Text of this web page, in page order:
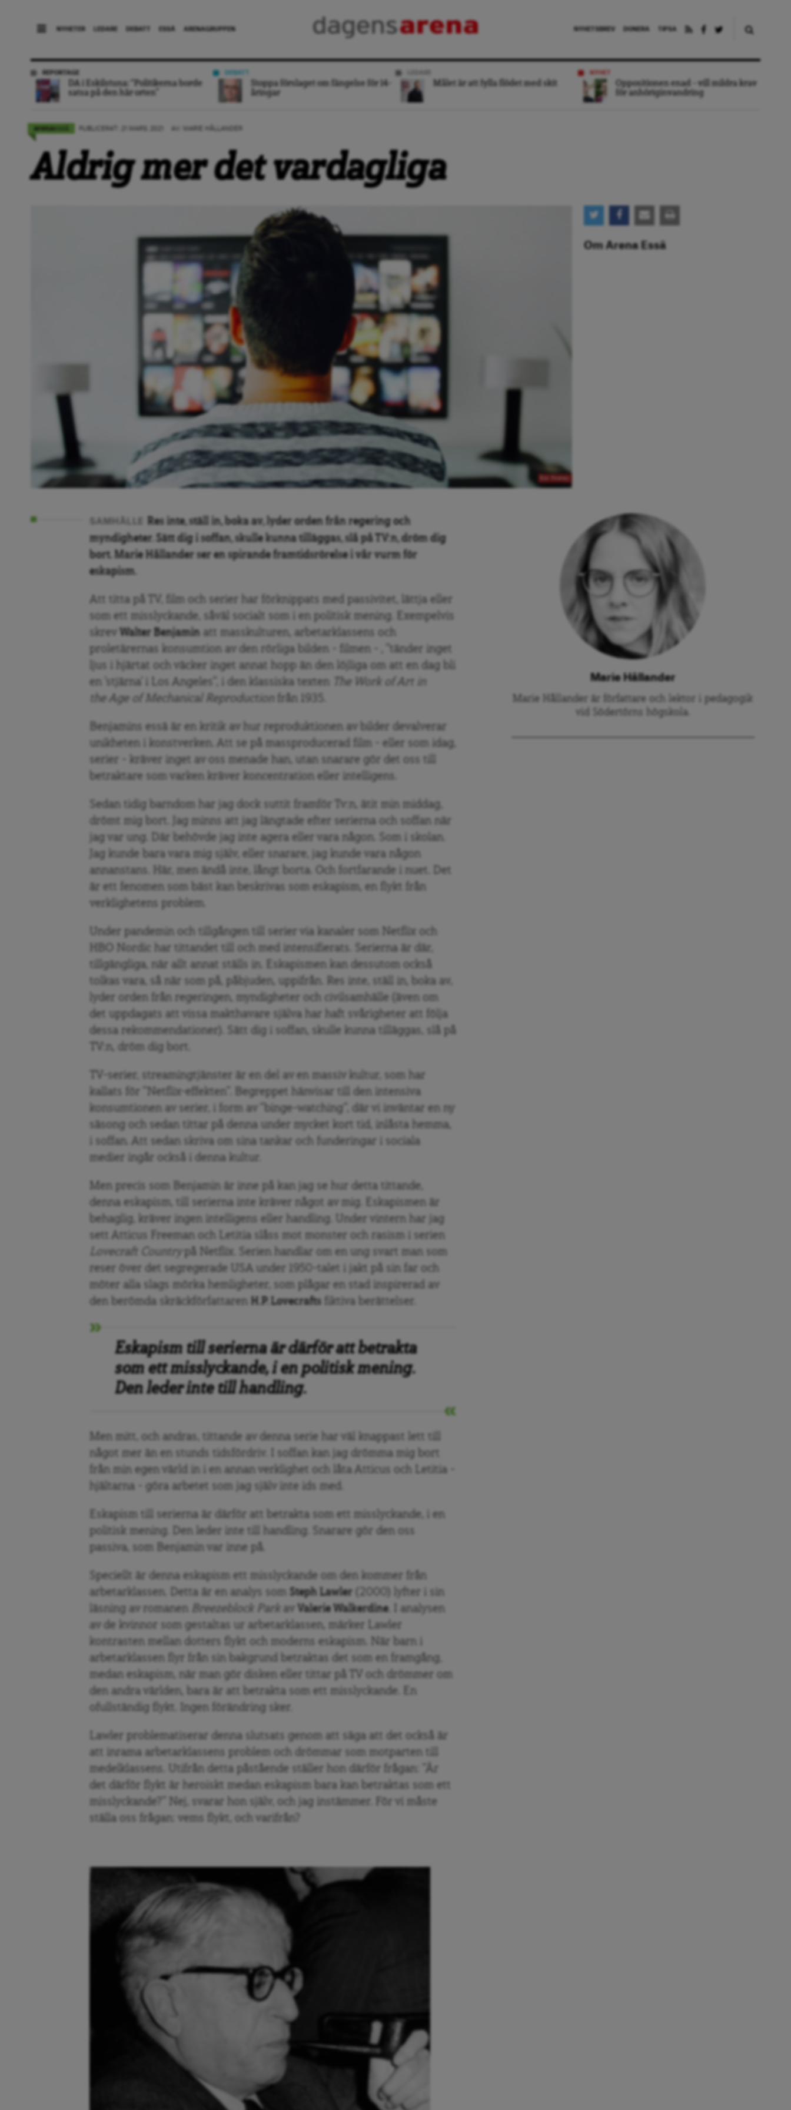
NYHETER LEDARE DEBATT ESSÄ ARENAGRUPPEN NYHETSBREV DONERA TIPSA
REPORTAGE
DA i Eskilstuna: “Politikerna borde
satsa på den här orten”
Stoppa förslaget om fängelse för 14-
åringar
Målet är att fylla flödet med skit
NYHET
Oppositionen enad – vill mildra krav
för anhöriginvandring
arenaessä
Aldrig mer det vardagliga
Om Arena Essä
SAMHÄLLE
Res inte, ställ in, boka av, lyder orden från regering och
myndigheter. Sätt dig i soffan, skulle kunna tilläggas, slå på TV:n, dröm dig
bort. Marie Hållander ser en spirande framtidsrörelse i vår vurm för
eskapism.
Att titta på TV, film och serier har förknippats med passivitet, lättja eller
som ett misslyckande, såväl socialt som i en politisk mening. Exempelvis
skrev Walter Benjamin att masskulturen, arbetarklassens och
proletärernas konsumtion av den rörliga bilden – filmen – , ”tänder inget
ljus i hjärtat och väcker inget annat hopp än den löjliga om att en dag bli
en ’stjärna’ i Los Angeles”, i den klassiska texten
The Work of Art in
the Age of Mechanical Reproduction
Benjamins essä är en kritik av hur reproduktionen av bilder devalverar
unikheten i konstverken. Att se på massproducerad film – eller som idag,
serier – kräver inget av oss menade han, utan snarare gör det oss till
betraktare som varken kräver koncentration eller intelligens.
Sedan tidig barndom har jag dock suttit framför Tv:n, ätit min middag,
drömt mig bort. Jag minns att jag längtade efter serierna och soffan när
jag var ung. Där behövde jag inte agera eller vara någon. Som i skolan.
Jag kunde bara vara mig själv, eller snarare, jag kunde vara någon
annanstans. Här, men ändå inte, långt borta. Och fortfarande i nuet. Det
är ett fenomen som bäst kan beskrivas som eskapism, en flykt från
verklighetens problem.
Under pandemin och tillgången till serier via kanaler som Netflix och
HBO Nordic har tittandet till och med intensifierats. Serierna är där,
tillgängliga, när allt annat ställs in. Eskapismen kan dessutom också
tolkas vara, så när som på, påbjuden, uppifrån. Res inte, ställ in, boka av,
lyder orden från regeringen, myndigheter och civilsamhälle (även om
det uppdagats att vissa makthavare själva har haft svårigheter att följa
dessa rekommendationer). Sätt dig i soffan, skulle kunna tilläggas, slå på
TV:n, dröm dig bort.
TV-serier, streamingtjänster är en del av en massiv kultur, som har
kallats för ”Netflix-effekten”. Begreppet hänvisar till den intensiva
konsumtionen av serier, i form av ”binge-watching”, där vi inväntar en ny
säsong och sedan tittar på denna under mycket kort tid, inlåsta hemma,
i soffan. Att sedan skriva om sina tankar och funderingar i sociala
medier ingår också i denna kultur.
Men precis som Benjamin är inne på kan jag se hur detta tittande,
denna eskapism, till serierna inte kräver något av mig. Eskapismen är
behaglig, kräver ingen intelligens eller handling. Under vintern har jag
sett Atticus Freeman och Letitia slåss mot monster och rasism i serien
Lovecraft Country
på Netflix. Serien handlar om en ung svart man som
reser över det segregerade USA under 1950-talet i jakt på sin far och
möter alla slags mörka hemligheter, som plågar en stad inspirerad av
den berömda skräckförfattaren H.P. Lovecrafts fiktiva berättelser.
Eskapism till serierna är därför att betrakta
som ett misslyckande, i en politisk mening.
Den leder inte till handling.
Men mitt, och andras, tittande av denna serie har väl knappast lett till
något mer än en stunds tidsfördriv. I soffan kan jag drömma mig bort
från min egen värld in i en annan verklighet och låta Atticus och Letitia –
hjältarna – göra arbetet som jag själv inte ids med.
Eskapism till serierna är därför att betrakta som ett misslyckande, i en
politisk mening. Den leder inte till handling. Snarare gör den oss
passiva, som Benjamin var inne på.
Speciellt är denna eskapism ett misslyckande om den kommer från
arbetarklassen. Detta är en analys som
Steph Lawler (2000) lyfter i sin
läsning av romanen
Breezeblock Park av Valerie Walkerdine. I analysen
av de kvinnor som gestaltas ur arbetarklassen, märker Lawler
kontrasten mellan dotters flykt och moderns eskapism. När barn i
arbetarklassen flyr från sin bakgrund betraktas det som en framgång,
medan eskapism, när man gör disken eller tittar på TV och drömmer om
den andra världen, bara är att betrakta som ett misslyckande. En
ofullständig flykt. Ingen förändring sker.
Lawler problematiserar denna slutsats genom att säga att det också är
att inrama arbetarklassens problem och drömmar som motparten till
medelklassens. Utifrån detta påstående ställer hon därför frågan: ”Är
det därför flykt är heroiskt medan eskapism bara kan betraktas som ett
misslyckande?” Nej, svarar hon själv, och jag instämmer. För vi måste
ställa oss frågan: vems flykt, och varifrån?
Marie Hållander
Marie Hållander är författare och lektor i pedagogik
vid Södertörns högskola.